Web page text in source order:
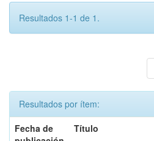
Resultados 1-1 de 1.
Resultados por ítem:
Fecha de
Título